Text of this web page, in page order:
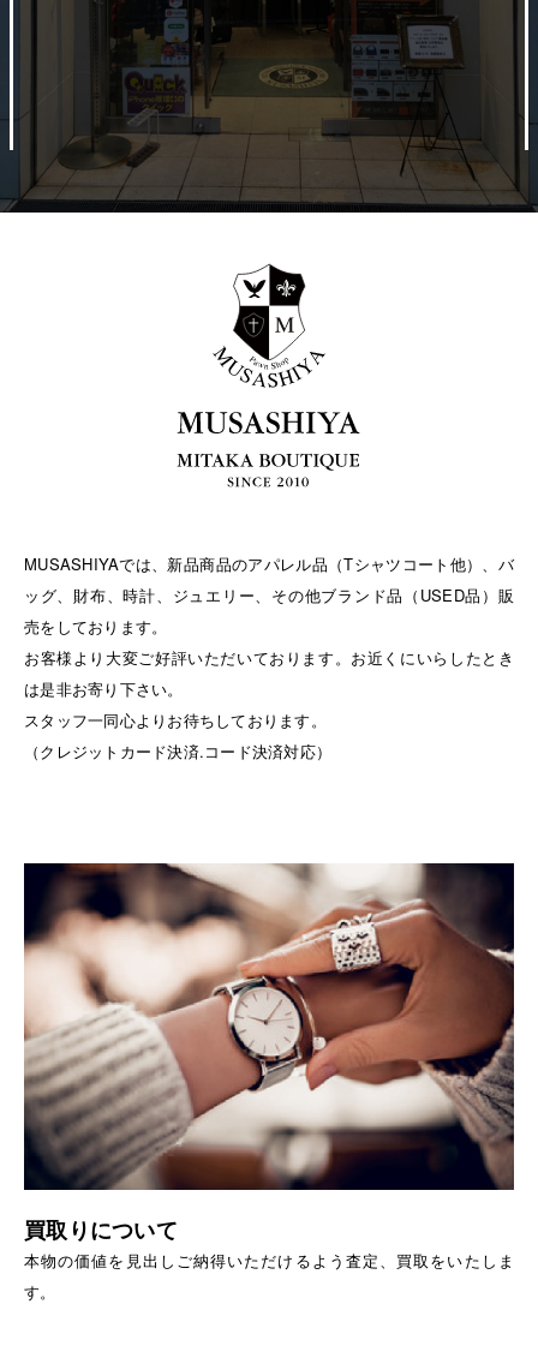
MUSASHIYAでは、新品商品のアパレル品（Tシャツコート他）、バ
ッグ、財布、時計、ジュエリー、その他ブランド品（USED品）販
売をしております。
お客様より大変ご好評いただいております。お近くにいらしたとき
は是非お寄り下さい。
スタッフ一同心よりお待ちしております。
（クレジットカード決済.コード決済対応）
買取りについて
本物の価値を見出しご納得いただけるよう査定、買取をいたしま
す。